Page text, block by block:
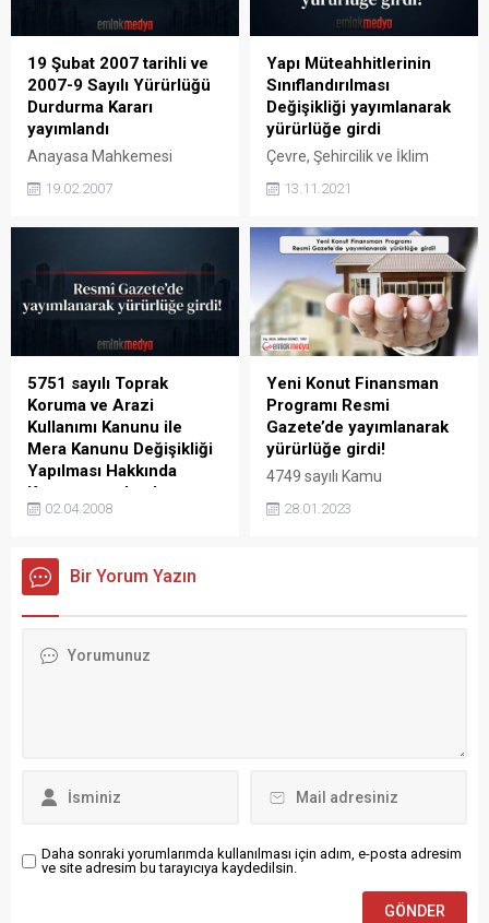
Arazilerinin Satışı Hakkında
Kanun Değişikliği Resmi
Gazete’de yayımlandı.
Resmi Gazete’de 6292 Sayılı
Orman Köylülerinin
Kalkınmalarının
Desteklenmesi Hakkında
Kanun Değişikliği yayımlandı
sayılı Resmi Gazete‘de 6292
Resmî Gazete’de
yayımlanarak yürürlüğe girdi
Çevre, Şehircilik ve İklim
Değişikliği Bakanlığı
tarafından, Planlı Alanlar
İmar Yönetmeliği Değişikliği
12 Ağustos 2023 Cumartesi
tarihli ve 32277 sayılı Resmî
Gazete’de yayımlanarak...
19 Şubat 2007 tarihli ve
2007-9 Sayılı Yürürlüğü
Durdurma Kararı
yayımlandı
Anayasa Mahkemesi
Başkanlığı tarafından 19
Şubat 2007 tarihli ve 2007-9
yayımlandı. 19 Şubat 2007
tarihli ve 2007-9 Sayılı
Yürürlüğü Durdurma Kararı
Mahkemesi Başkanlığı
tarafından 2007/18 Esas
Sayısı ile 19 Şubat 2007
tarihli ve 2007-9 Sayılı
Yürürlüğü Durdurma Kararı
22 Şubat 2007 tarihli...
19.02.2007
Yapı Müteahhitlerinin
Sınıflandırılması
Değişikliği yayımlanarak
yürürlüğe girdi
Çevre, Şehircilik ve İklim
Değişikliği Bakanlığı
tarafından, Yapı
Sınıflandırılması ve
Kayıtlarının Tutulması
Hakkında Yönetmelik
Değişikliği yayımlanarak
yürürlüğe girdi. Yapı
Müteahhitlerinin
Sınıflandırılması ve
Kayıtlarının Tutulması
Hakkında Yönetmelik
Değişikliği 13 Kasım 2021
tarihli ve 31658 sayılı Resmi
Gazete‘de Çevre, Şehircilik
ve İklim Değişikliği Bakanlığı
13.11.2021
5751 sayılı Toprak
Koruma ve Arazi
Kullanımı Kanunu ile
Mera Kanunu Değişikliği
Yapılması Hakkında
Kanun yayımlandı
Tarım ve Köyişleri Bakanlığı
5751 sayılı Toprak Koruma
ve Arazi Kullanımı Kanunu
yayımlandı 5751 sayılı
tarihli ve 26835 nolu Resmi
02.04.2008
Yeni Konut Finansman
Programı Resmi
Gazete’de yayımlanarak
yürürlüğe girdi!
4749 sayılı Kamu
Yönetiminin Düzenlenmesi
25/01/2023 Kabul Tarihi ve
28.01.2023
Bir Yorum Yazın
Daha sonraki yorumlarımda kullanılması için adım, e-posta adresim
ve site adresim bu tarayıcıya kaydedilsin.